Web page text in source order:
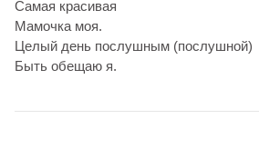
Самая красивая
Мамочка моя.
Целый день послушным (послушной)
Быть обещаю я.